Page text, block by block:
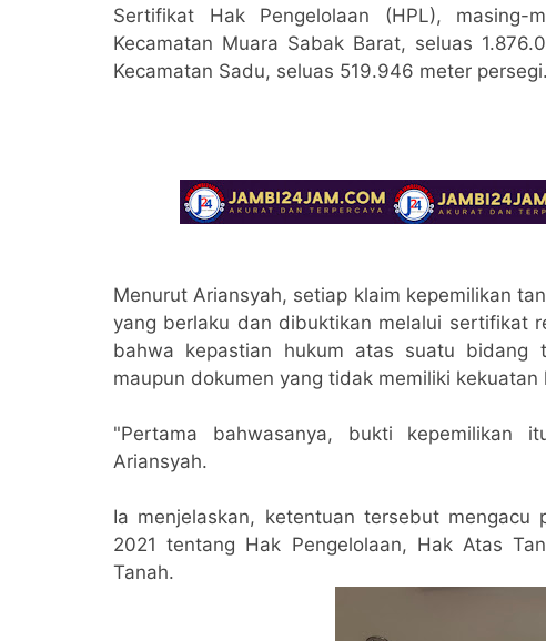
Sertifikat Hak Pengelolaan (HPL),
Kecamatan Muara Sabak Barat, seluas
Kecamatan Sadu, seluas 519.946 meter persegi.
Menurut Ariansyah, setiap klaim kepemilikan
yang berlaku dan dibuktikan melalui sertifikat
bahwa kepastian hukum atas suatu bidang
maupun dokumen yang tidak memiliki
"Pertama bahwasanya, bukti kepemilikan
Ariansyah.
Ia menjelaskan, ketentuan tersebut mengacu
2021 tentang Hak Pengelolaan, Hak Atas
Tanah.